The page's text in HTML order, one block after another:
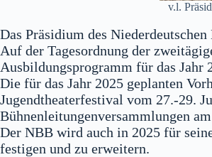
v.l.
Das Präsidium des
Auf der Tagesordnung der
Ausbildungsprogramm für das Jahr
Die für das Jahr 2025 geplanten
Jugendtheaterfestival vom 27.-29.
Bühnenleitungenversammlungen
Der NBB wird auch in 2025 für
festigen und zu erweitern.